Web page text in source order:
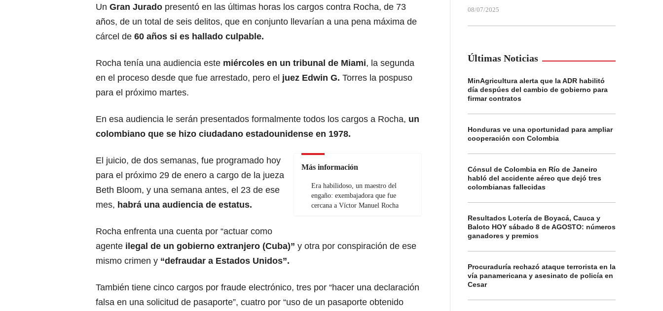
Un Gran Jurado presentó en las últimas horas los cargos contra Rocha, de 73
años, de un total de seis delitos, que en conjunto llevarían a una pena máxima de
cárcel de 60 años si es hallado culpable.
Rocha tenía una audiencia este miércoles en un tribunal de Miami, la segunda
en el proceso desde que fue arrestado, pero el juez Edwin G. Torres la pospuso
para el próximo martes.
En esa audiencia le serán presentados formalmente todos los cargos a Rocha, un
colombiano que se hizo ciudadano estadounidense en 1978.
Más información
Era habilidoso, un maestro del
engaño: exembajadora que fue
cercana a Víctor Manuel Rocha
El juicio, de dos semanas, fue programado hoy
para el próximo 29 de enero a cargo de la jueza
Beth Bloom, y una semana antes, el 23 de ese
mes, habrá una audiencia de estatus.
Rocha enfrenta una cuenta por “actuar como
agente ilegal de un gobierno extranjero (Cuba)” y otra por conspiración de ese
mismo crimen y “defraudar a Estados Unidos”.
También tiene cinco cargos por fraude electrónico, tres por “hacer una declaración
falsa en una solicitud de pasaporte”, cuatro por “uso de un pasaporte obtenido
08/07/2025
Últimas Noticias
MinAgricultura alerta que la ADR habilitó
día despúes del cambio de gobierno para
firmar contratos
Honduras ve una oportunidad para ampliar
cooperación con Colombia
Cónsul de Colombia en Río de Janeiro
habló del accidente aéreo que dejó tres
colombianas fallecidas
Resultados Lotería de Boyacá, Cauca y
Baloto HOY sábado 8 de AGOSTO: números
ganadores y premios
Procuraduría rechazó ataque terrorista en la
vía panamericana y asesinato de policía en
Cesar